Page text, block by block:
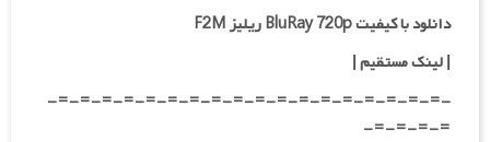
دانلود با کیفیت BluRay 720p ریلیز F2M
| لینک مستقیم|
-=-=-=-=-=-=-=-=-=-=-=-=-=-=-=-=-=-=-
=-=-=-=-